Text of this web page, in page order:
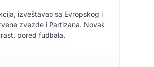
izveštavao sa Evropskog i
zvezde i Partizana. Novak
pored fudbala.